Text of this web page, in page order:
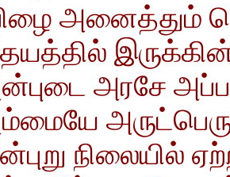
அனைத்தும்
அரசே
நிலையில்